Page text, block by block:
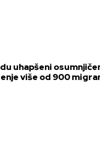
uhapšeni
više od 900